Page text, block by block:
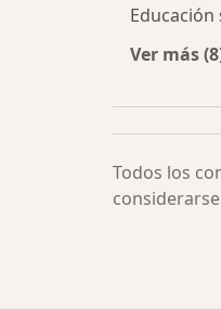
Educación
Ver más
Todos los